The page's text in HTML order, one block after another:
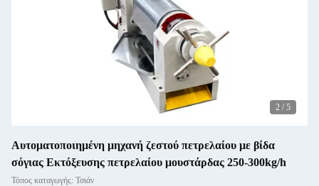
2 / 5
Αυτοματοποιημένη μηχανή ζεστού πετρελαίου με βίδα
σόγιας Εκτόξευσης πετρελαίου μουστάρδας 250-300kg/h
Τόπος καταγωγής: Τσιάν